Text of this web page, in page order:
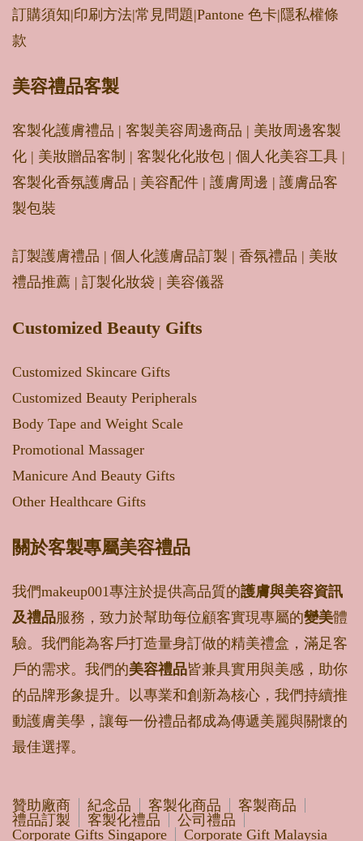
訂購須知|印刷方法|常見問題|Pantone 色卡| 隱私權條
款
美容禮品客製
客製化護膚禮品 | 客製美容周邊商品 | 美妝周邊客製
化 | 美妝贈品客制 | 客製化化妝包 | 個人化美容工具 |
客製化香氛護膚品 | 美容配件 | 護膚周邊 | 護膚品客
製包裝
訂製護膚禮品 | 個人化護膚品訂製 | 香氛禮品 | 美妝
禮品推薦 | 訂製化妝袋 | 美容儀器
Customized Beauty Gifts
Customized Skincare Gifts
Customized Beauty Peripherals
Body Tape and Weight Scale
Promotional Massager
Manicure And Beauty Gifts
Other Healthcare Gifts
關於客製專屬美容禮品
我們makeup001專注於提供高品質的護膚與美容資訊
及禮品服務，致力於幫助每位顧客實現專屬的變美體
驗。我們能為客戶打造量身訂做的精美禮盒，滿足客
戶的需求。我們的美容禮品皆兼具實用與美感，助你
的品牌形象提升。以專業和創新為核心，我們持續推
動護膚美學，讓每一份禮品都成為傳遞美麗與關懷的
最佳選擇。
贊助廠商 紀念品 客製化商品
客製商品
禮品訂製
客製化禮品
公司禮品
Corporate Gifts Singapore
Corporate Gift Malaysia